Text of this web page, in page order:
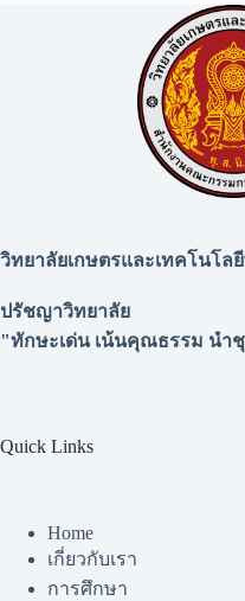
วิทยาลัยเกษตรและเทคโนโล
ปรัชญาวิทยาลัย
"ทักษะเด่น เน้นคุณธรรม นำ
Quick Links
Home
เกี่ยวกับเรา
การศึกษา